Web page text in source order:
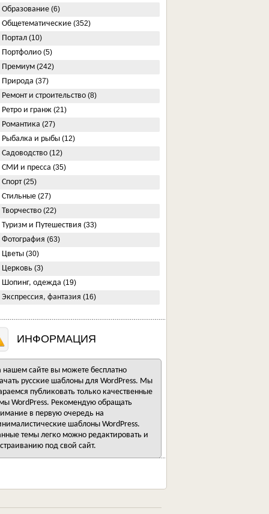
Образование (6)
Общетематические (352)
Портал (10)
Портфолио (5)
Премиум (242)
Природа (37)
Ремонт и строительство (8)
Ретро и гранж (21)
Романтика (27)
Рыбалка и рыбы (12)
Садоводство (12)
СМИ и пресса (35)
Спорт(25)
Стильные (27)
Творчество (22)
Туризм и Путешествия (33)
Фотография (63)
Цветы (30)
Церковь (3)
Шопинг, одежда (19)
Экспрессия, фантазия (16)
ИНФОРМАЦИЯ
нашем сайте вы можете бесплатно
русские шаблоны для WordPress. Мы
публиковать только качественные
WordPress. Рекомендую обращать
в первую очередь на
шаблоны WordPress.
темы легко можно редактировать и
под свой сайт.